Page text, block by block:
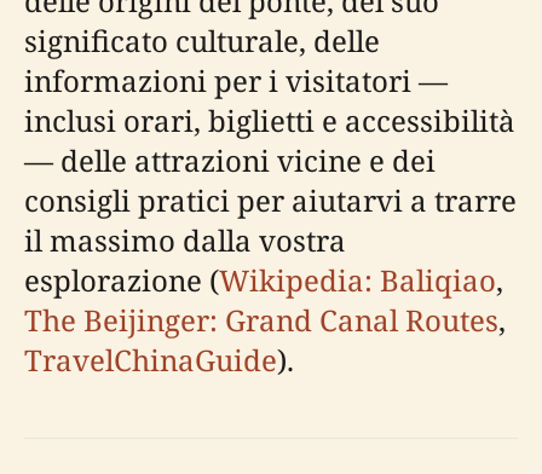
significato culturale, delle
informazioni per i visitatori —
inclusi orari, biglietti e accessibilità
— delle attrazioni vicine e dei
consigli pratici per aiutarvi a trarre
il massimo dalla vostra
esplorazione (Wikipedia: Baliqiao,
The Beijinger: Grand Canal Routes,
TravelChinaGuide).